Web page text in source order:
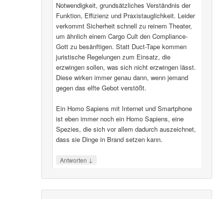
Notwendigkeit, grundsätzliches Verständnis der
Funktion, Effizienz und Praxistauglichkeit. Leider
verkommt Sicherheit schnell zu reinem Theater,
um ähnlich einem Cargo Cult den Compliance-
Gott zu besänftigen. Statt Duct-Tape kommen
juristische Regelungen zum Einsatz, die
erzwingen sollen, was sich nicht erzwingen lässt.
Diese wirken immer genau dann, wenn jemand
gegen das elfte Gebot verstößt.
Ein Homo Sapiens mit Internet und Smartphone
ist eben immer noch ein Homo Sapiens, eine
Spezies, die sich vor allem dadurch auszeichnet,
dass sie Dinge in Brand setzen kann.
Antworten ↓